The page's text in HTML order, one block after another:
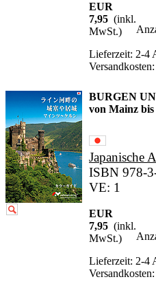
EUR
7,95 (inkl.
MwSt.)
Lieferzeit: 2-4
BURGEN
von Mainz
Japanische
ISBN 978-
VE: 1
EUR
7,95 (inkl.
MwSt.)
Lieferzeit: 2-4